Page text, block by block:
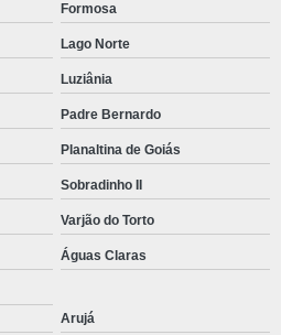
Formosa
Lago Norte
Luziânia
Padre Bernardo
Planaltina de Goiás
Sobradinho II
Varjão do Torto
Águas Claras
Arujá